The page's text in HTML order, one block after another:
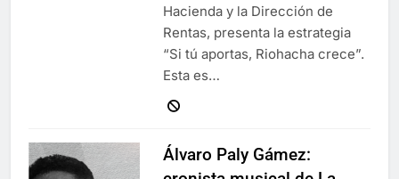
Hacienda y la Dirección de
Rentas, presenta la estrategia
“Si tú aportas, Riohacha crece”.
Esta es…
Álvaro Paly Gámez: